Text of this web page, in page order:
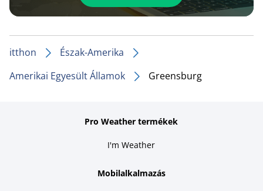
itthon
Észak-Amerika
Amerikai Egyesült Államok
Greensburg
Pro Weather termékek
I'm Weather
Mobilalkalmazás